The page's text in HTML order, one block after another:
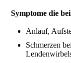
Symptome die
Anlauf,
Schmerzen